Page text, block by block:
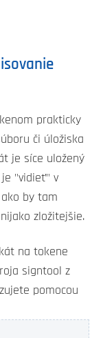
prakticky
či úložiska
je síce uložený
"vidieť" v
by tam
zložitejšie.
na tokene
signtool z
pomocou